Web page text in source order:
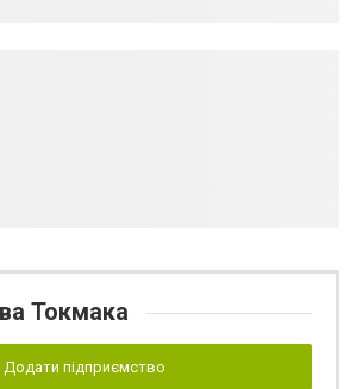
Токмака
Додати підприємство